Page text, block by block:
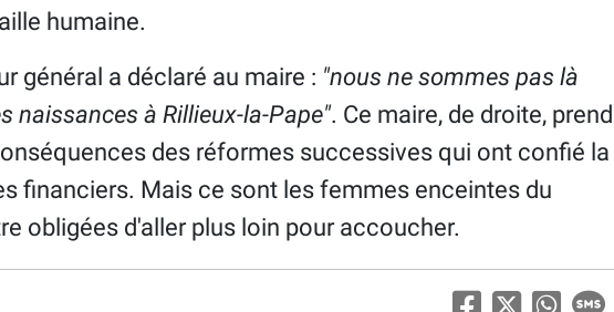
humaine.
général a déclaré au maire : "nous ne sommes pas là
naissances à Rillieux-la-Pape". Ce maire, de droite, prend
des réformes successives qui ont confié la
financiers. Mais ce sont les femmes enceintes du
obligées d'aller plus loin pour accoucher.